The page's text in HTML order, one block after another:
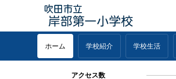
ホーム 学校紹介 学校生活
アクセス数